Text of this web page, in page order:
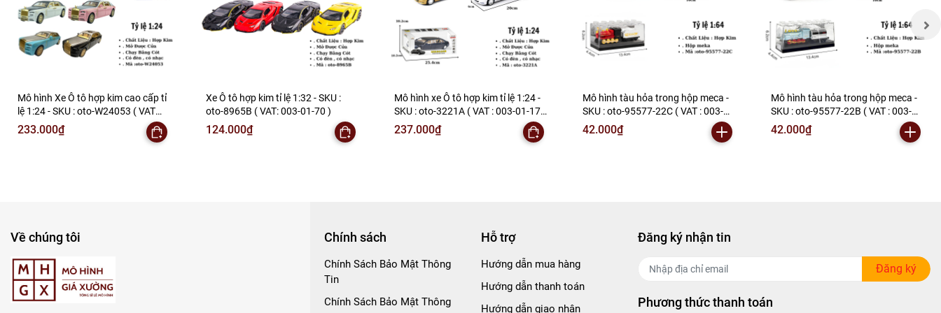
Mô hình Xe Ô tô hợp kim cao cấp tỉ
lệ 1:24 - SKU : oto-W24053 ( VAT
:003-01-150 )
233.000₫
Xe Ô tô hợp kim tỉ lệ 1:32 - SKU :
oto-8965B ( VAT: 003-01-70 )
124.000₫
Mô hình xe Ô tô hợp kim tỉ lệ 1:24 -
SKU : oto-3221A ( VAT : 003-01-170
)
237.000₫
Mô hình tàu hỏa trong hộp meca -
SKU : oto-95577-22C ( VAT : 003-
06-20 ) - K157-T2-S4
42.000₫
Mô hình tàu hỏa trong hộp meca -
SKU : oto-95577-22B ( VAT : 003-
06-20 ) - K157-T2-S6
42.000₫
Về chúng tôi Chính sách
Chính Sách Bảo Mật Thông
Tin
Chính Sách Bảo Mật Thông
Hỗ trợ
Hướng dẫn mua hàng
Hướng dẫn thanh toán
Hướng dẫn giao nhận
Đăng ký nhận tin
Đăng ký
Phương thức thanh toán